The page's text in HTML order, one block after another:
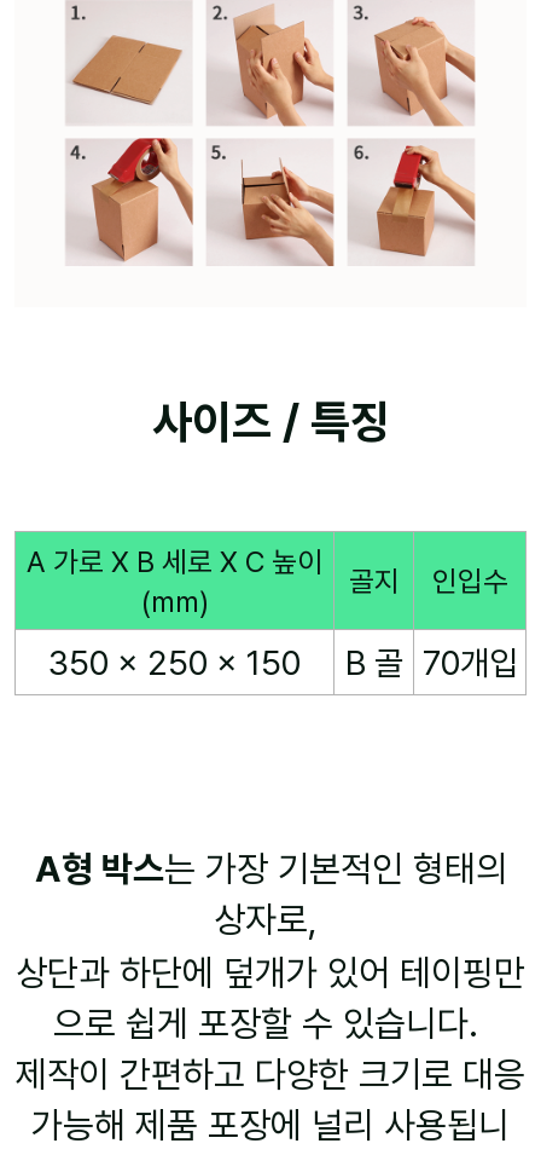
사이즈 / 특징
A 가로 X B 세로 X C 높이
(mm)
골지 인입수
350 x 250 x 150 B 골 70개입
A형 박스는 가장 기본적인 형태의
상자로,
상단과 하단에 덮개가 있어 테이핑만
으로 쉽게 포장할 수 있습니다.
제작이 간편하고 다양한 크기로 대응
가능해 제품 포장에 널리 사용됩니